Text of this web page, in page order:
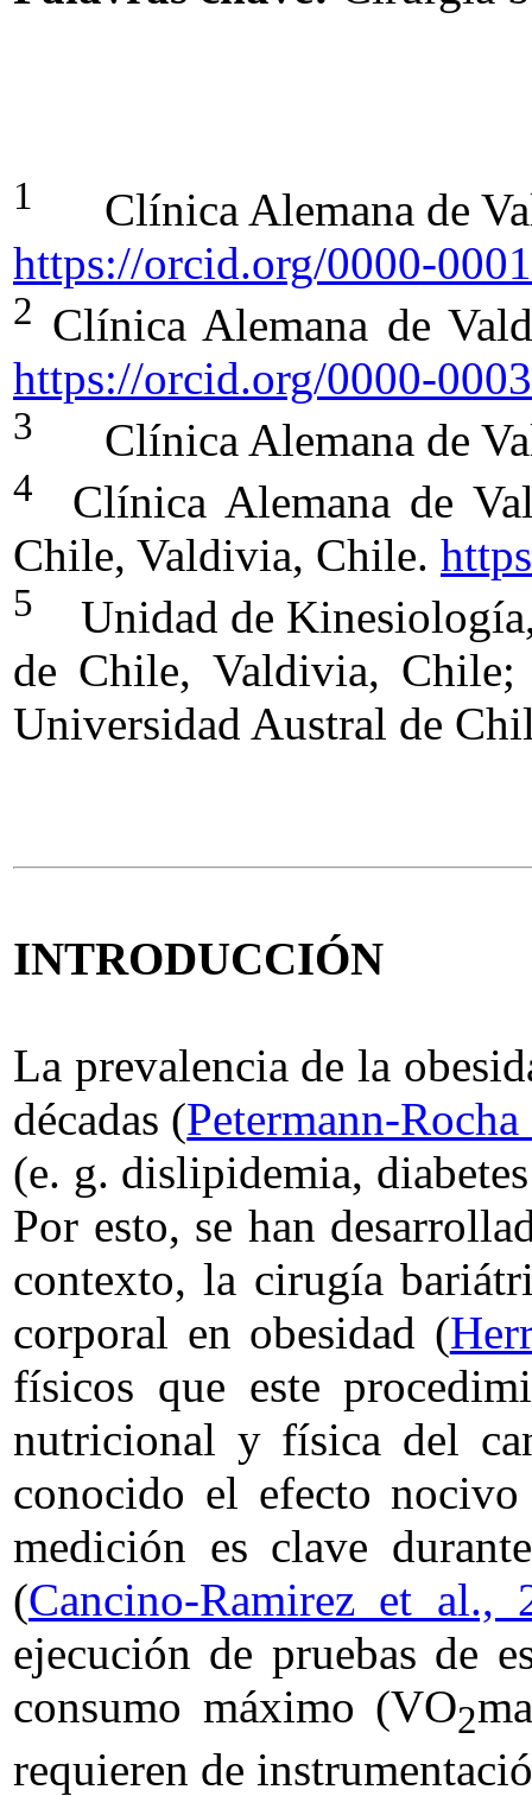
1
Clínica Alemana de
https://orcid.org/0000-
2 Clínica Alemana de
https://orcid.org/0000-
3 Clínica Alemana de
4
Clínica Alemana de
Chile, Valdivia, Chile.
5
Unidad de
de Chile, Valdivia, Chile;
Universidad Austral de
INTRODUCCIÓN
La prevalencia de la
décadas (Petermann-
(e. g. dislipidemia,
Por esto, se han
contexto, la cirugía
corporal en obesidad (
físicos que este
nutricional y física del
conocido el efecto
medición es clave
(Cancino-Ramirez et al.,
ejecución de pruebas de
consumo máximo (VO2
requieren de